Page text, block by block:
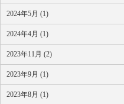
2024年5月 (1)
2024年4月 (1)
2023年11月 (2)
2023年9月 (1)
2023年8月 (1)